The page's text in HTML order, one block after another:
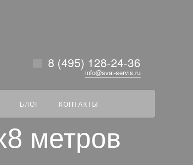
8 (495) 128-24-36
info@svai-servis.ru
БЛОГ КОНТАКТЫ
метров